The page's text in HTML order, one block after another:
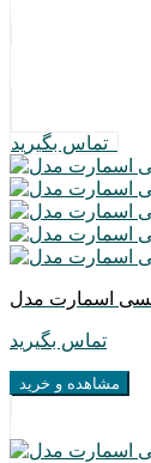
تماس بگیرید
تماس بگیرید
مشاهده و خرید